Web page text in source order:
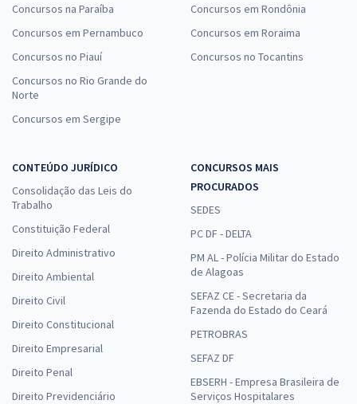
Concursos na Paraíba
Concursos em Pernambuco
Concursos no Piauí
Concursos no Rio Grande do
Norte
Concursos em Sergipe
Concursos em Rondônia
Concursos em Roraima
Concursos no Tocantins
CONTEÚDO JURÍDICO
Consolidação das Leis do
Trabalho
Constituição Federal
Direito Administrativo
Direito Ambiental
Direito Civil
Direito Constitucional
Direito Empresarial
Direito Penal
Direito Previdenciário
CONCURSOS MAIS
PROCURADOS
SEDES
PC DF - DELTA
PM AL - Polícia Militar do Estado
de Alagoas
SEFAZ CE - Secretaria da
Fazenda do Estado do Ceará
PETROBRAS
SEFAZ DF
EBSERH - Empresa Brasileira de
Serviços Hospitalares